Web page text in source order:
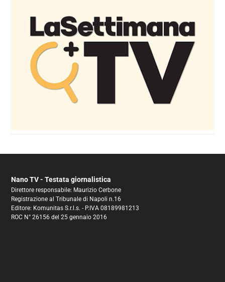
Nano TV - Testata giornalistica
Direttore responsabile: Maurizio Cerbone
Registrazione al Tribunale di Napoli n.16
Editore: Komunitas S.r.l.s. - P.IVA 08189981213
ROC N° 26156 del 25 gennaio 2016